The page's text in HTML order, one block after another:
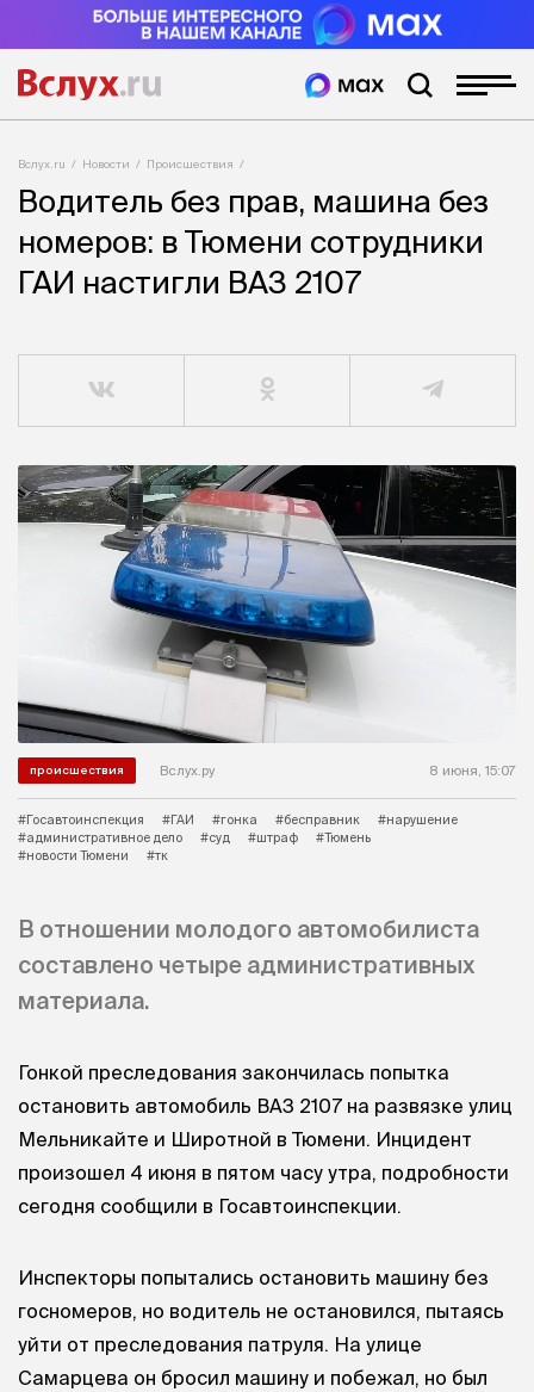
Вслух.ru Новости Происшествия
Водитель без прав, машина без
номеров: в Тюмени сотрудники
ГАИ настигли ВАЗ 2107
происшествия Вслух.ру 8 июня, 15:07
#Госавтоинспекция #ГАИ #гонка #бесправник
#нарушение
#административное дело
#суд #штраф
#Тюмень
#новости Тюмени
#тк
В отношении молодого автомобилиста
составлено четыре административных
материала.
Гонкой преследования закончилась попытка
остановить автомобиль ВАЗ 2107 на развязке улиц
Мельникайте и Широтной в Тюмени. Инцидент
произошел 4 июня в пятом часу утра, подробности
сегодня сообщили в Госавтоинспекции.
Инспекторы попытались остановить машину без
госномеров, но водитель не остановился, пытаясь
уйти от преследования патруля. На улице
Самарцева он бросил машину и побежал, но был